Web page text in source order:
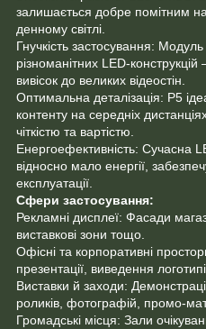
залишається добре помітним
денному світлі.
Гнучкість застосування:
різноманітних LED-
вивісок до великих відеостін.
Оптимальна деталізація: P5
контенту на середніх
чіткістю та вартістю.
Енергоефективність: Сучасна
відносно мало енергії,
експлуатації.
Сфери застосування:
Рекламні дисплеї: Фасади
виставкові зони тощо.
Офісні та корпоративні
презентації, виведення
Виставки й заходи:
роликів, фотографій, промо-
Громадські місця: Зали